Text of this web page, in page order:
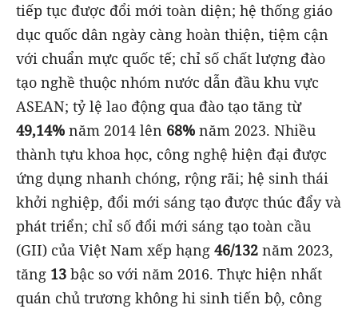
tiếp tục được đổi mới toàn diện; hệ thống giáo
dục quốc dân ngày càng hoàn thiện, tiệm cận
với chuẩn mực quốc tế; chỉ số chất lượng đào
tạo nghề thuộc nhóm nước dẫn đầu khu vực
ASEAN; tỷ lệ lao động qua đào tạo tăng từ
49,14% năm 2014 lên 68% năm 2023. Nhiều
thành tựu khoa học, công nghệ hiện đại được
ứng dụng nhanh chóng, rộng rãi; hệ sinh thái
khởi nghiệp, đổi mới sáng tạo được thúc đẩy và
phát triển; chỉ số đổi mới sáng tạo toàn cầu
(GII) của Việt Nam xếp hạng 46/132 năm 2023,
tăng 13 bậc so với năm 2016. Thực hiện nhất
quán chủ trương không hi sinh tiến bộ, công